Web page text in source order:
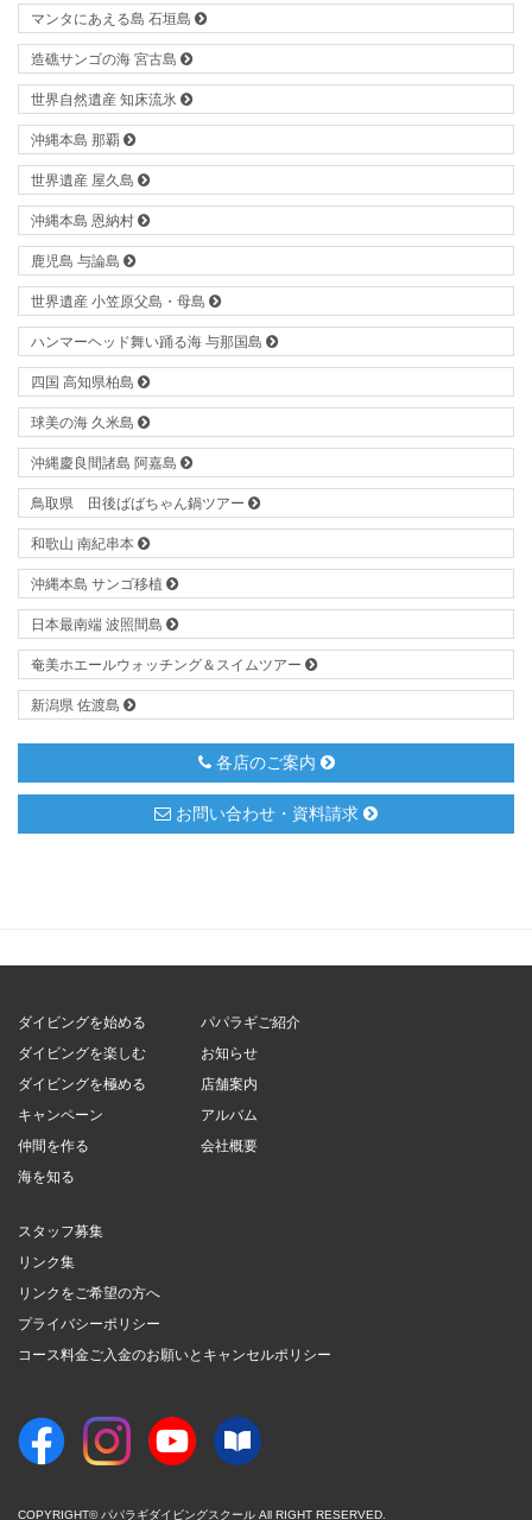
マンタにあえる島 石垣島
造礁サンゴの海 宮古島
世界自然遺産 知床流氷
沖縄本島 那覇
世界遺産 屋久島
沖縄本島 恩納村
鹿児島 与論島
世界遺産 小笠原父島・母島
ハンマーヘッド舞い踊る海 与那国島
四国 高知県柏島
球美の海 久米島
沖縄慶良間諸島 阿嘉島
鳥取県 田後ばばちゃん鍋ツアー
和歌山 南紀串本
沖縄本島 サンゴ移植
日本最南端 波照間島
奄美ホエールウォッチング＆スイムツアー
新潟県 佐渡島
各店のご案内
お問い合わせ・資料請求
ダイビングを始める
ダイビングを楽しむ
ダイビングを極める
キャンペーン
仲間を作る
海を知る
パパラギご紹介
お知らせ
店舗案内
アルバム
会社概要
スタッフ募集
リンク集
リンクをご希望の方へ
プライバシーポリシー
コース料金ご入金のお願いとキャンセルポリシー
COPYRIGHT© パパラギダイビングスクール All RIGHT RESERVED.